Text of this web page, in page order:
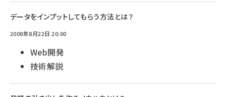
データをインプットしてもらう方法とは？
2008年8月22日 20:00
Web開発
技術解説